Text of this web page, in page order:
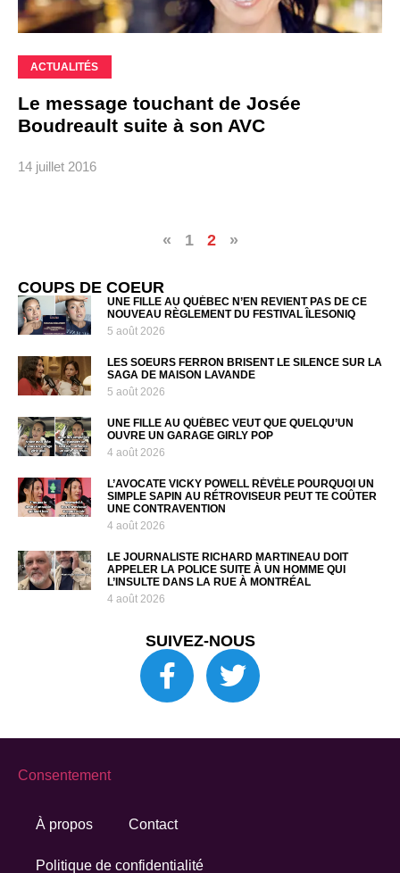
ACTUALITÉS
Le message touchant de Josée
Boudreault suite à son AVC
14 juillet 2016
« 1 2 »
COUPS DE COEUR
UNE FILLE AU QUÉBEC N’EN REVIENT PAS DE CE
NOUVEAU RÈGLEMENT DU FESTIVAL ÎLESONIQ
5 août 2026
LES SOEURS FERRON BRISENT LE SILENCE SUR LA
SAGA DE MAISON LAVANDE
5 août 2026
UNE FILLE AU QUÉBEC VEUT QUE QUELQU’UN
OUVRE UN GARAGE GIRLY POP
4 août 2026
L’AVOCATE VICKY POWELL RÉVÈLE POURQUOI UN
SIMPLE SAPIN AU RÉTROVISEUR PEUT TE COÛTER
UNE CONTRAVENTION
4 août 2026
LE JOURNALISTE RICHARD MARTINEAU DOIT
APPELER LA POLICE SUITE À UN HOMME QUI
L’INSULTE DANS LA RUE À MONTRÉAL
4 août 2026
SUIVEZ-NOUS
À propos Contact
Politique de confidentialité
Consentement